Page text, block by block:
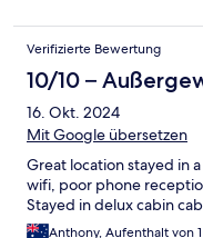
Verifizierte Bewertung
10/10 –
16. Okt. 2024
Mit Google übersetzen
Great location stayed in
wifi, poor phone
Stayed in delux cabin
Anthony, Aufenthalt von